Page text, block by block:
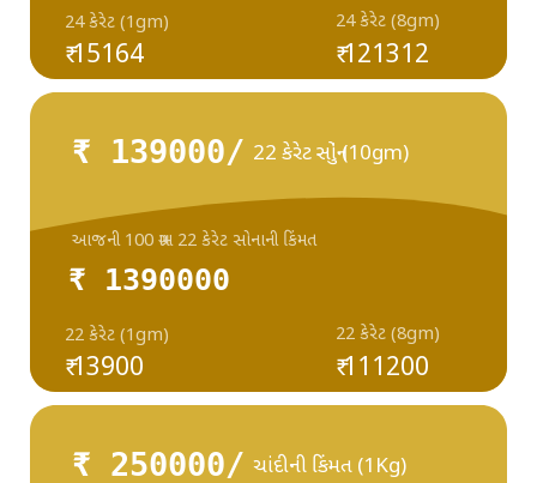
₹ 15164
24 કેરેટ (1gm) 24 કેરેટ (8gm)
₹ 121312
₹ 139000/ 22 કેરેટ સોનું (10gm)
₹ 1390000
₹ 13900
22 કેરેટ (1gm) 22 કેરેટ (8gm)
આજની 100 ગ્રામ 22 કેરેટ સોનાની કિંમત
₹ 111200
₹ 250000/ ચાંદીની કિંમત (1Kg)